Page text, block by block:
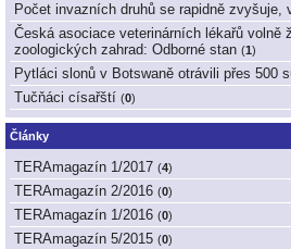
Počet invazních druhů se rapidně zvyšuje,
Česká asociace veterinárních lékařů
zoologických zahrad: Odborné stan (1 )
Pytláci slonů v Botswaně otrávili přes 500
Tučňáci císařští (0)
Články
TERAmagazín 1/2017 (4)
TERAmagazín 2/2016 (0)
TERAmagazín 1/2016 (0)
TERAmagazín 5/2015 (0)